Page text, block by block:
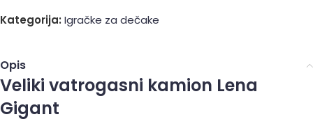
Kategorija: Igračke za dečake
Opis
Veliki vatrogasni kamion Lena
Gigant